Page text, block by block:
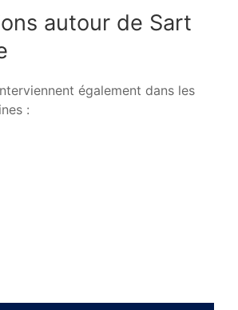
autour de Sart
également dans les
: